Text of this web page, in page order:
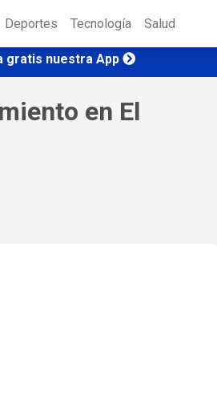
Deportes Tecnología Salud
gratis nuestra App
en El